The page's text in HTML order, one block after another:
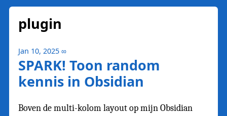
plugin
Jan 10, 2025 ∞
SPARK! Toon random
kennis in Obsidian
Boven de multi-kolom layout op mijn Obsidian